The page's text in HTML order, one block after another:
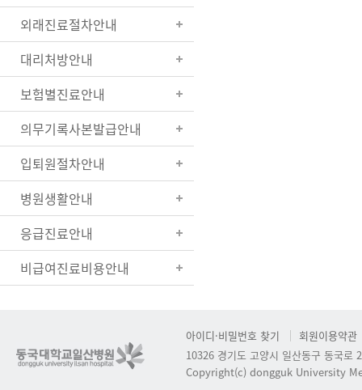
외래진료절차안내
대리처방안내
보험별진료안내
의무기록사본발급안내
입퇴원절차안내
병원생활안내
응급진료안내
비급여진료비용안내
아이디·비밀번호 찾기
회원이용약관
10326 경기도 고양시 일산동구 동국로
Copyright(c) dongguk University